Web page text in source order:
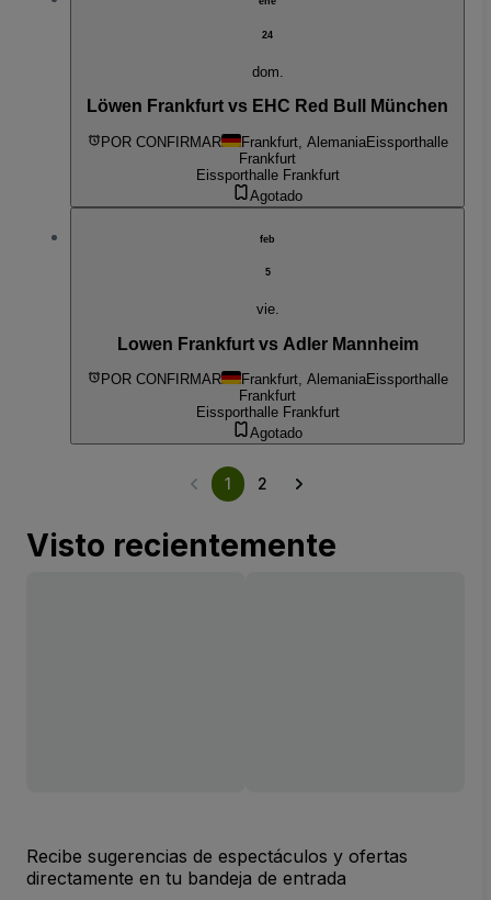
24
dom.
Löwen Frankfurt vs EHC Red Bull München
POR CONFIRMAR Frankfurt, AlemaniaEissporthalle
Frankfurt
Eissporthalle Frankfurt
Agotado
feb
5
vie.
Lowen Frankfurt vs Adler Mannheim
POR CONFIRMAR Frankfurt, AlemaniaEissporthalle
Frankfurt
Eissporthalle Frankfurt
Agotado
1 2
Visto recientemente
Recibe sugerencias de espectáculos y ofertas
directamente en tu bandeja de entrada